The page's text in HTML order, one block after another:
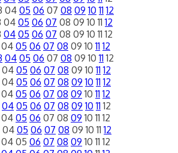
04 05 06 07 08 09 10 11 12
04 05 06 07 08 09 10 11 12
04 05 06 07 08 09 10 11 12
04 05 06 07 08 09 10 11 12
04 05 06 07 08 09 10 11 12
04 05 06 07 08 09 10 11 12
04 05 06 07 08 09 10 11 12
04 05 06 07 08 09 10 11 12
04 05 06 07 08 09 10 11 12
04 05 06 07 08 09 10 11 12
04 05 06 07 08 09 10 11 12
04 05 06 07 08 09 10 11 12